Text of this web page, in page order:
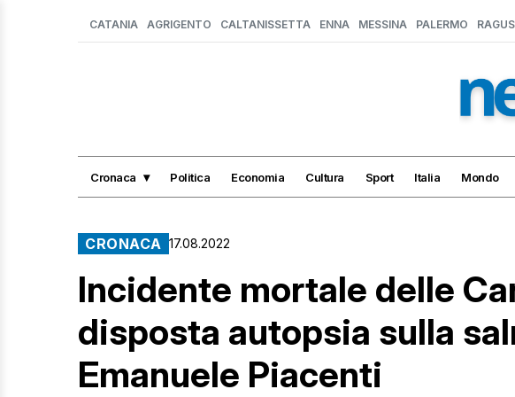
CATANIA AGRIGENTO CALTANISSETTA ENNA MESSINA PALERMO
Cronaca Politica Economia Cultura Sport Italia Mondo
CRONACA 17.08.2022
Incidente mortale delle
disposta autopsia sulla
Emanuele Piacenti